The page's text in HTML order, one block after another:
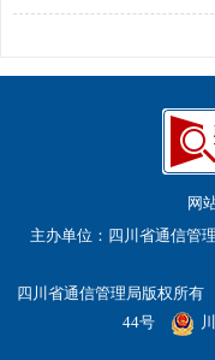
网
主办单位：四川省通信
四川省通信管理局版权所
44号